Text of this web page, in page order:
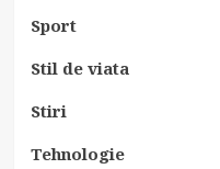
Sport
Stil de viata
Stiri
Tehnologie